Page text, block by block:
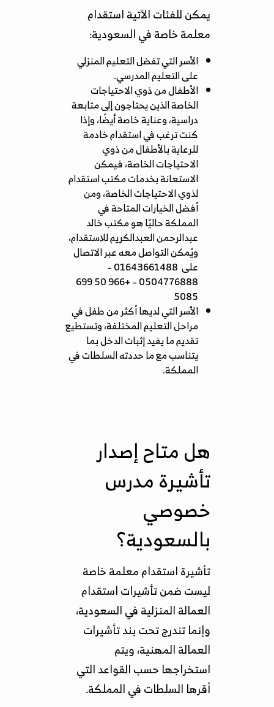
يمكن للفئات الآتية استقدام
معلمة خاصة في السعودية:
الأسر التي تفضل التعليم المنزلي
على التعليم المدرسي.
الأطفال من ذوي الاحتياجات
الخاصة الذين يحتاجون إلى متابعة
دراسية، وعناية خاصة أيضًا، وإذا
كنت ترغب في استقدام خادمة
للرعاية بالأطفال من ذوي
الاحتياجات الخاصة، فيمكن
الاستعانة بخدماتمكتب استقدام
لذوي الاحتياجات الخاصة، ومن
أفضل الخيارات المتاحة في
المملكة حاليًا هو مكتب خالد
عبدالرحمن العبدالكريم للاستقدام،
ويُمكن التواصل معه عبر الاتصال
على
01643661488 –
0504776888 – +966 50 699
5085
الأسر التي لديها أكثر من طفل في
مراحل التعليم المختلفة، وتستطيع
تقديم ما يفيد إثبات الدخل بما
يتناسب مع ما حددته السلطات في
المملكة.
هل متاح إصدار
تأشيرة مدرس
خصوصي
بالسعودية؟
تأشيرة استقدام معلمة خاصة
ليست ضمن تأشيرات استقدام
العمالة المنزلية في السعودية،
وإنما تندرج تحت بند تأشيرات
العمالة المهنية، ويتم
استخراجها حسب القواعد التي
أقرها السلطات في المملكة.